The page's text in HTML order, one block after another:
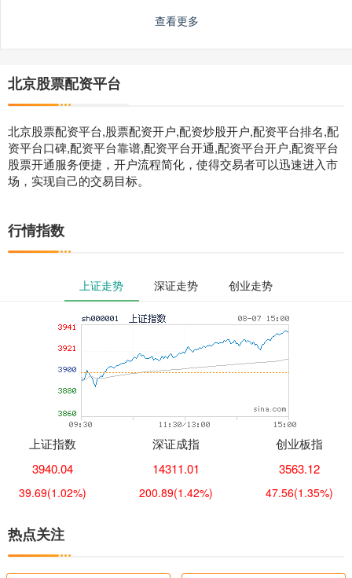
查看更多
北京股票配资平台
北京股票配资平台,股票配资开户,配资炒股开户,配资平台排名,配
资平台口碑,配资平台靠谱,配资平台开通,配资平台开户,配资平台
股票开通服务便捷，开户流程简化，使得交易者可以迅速进入市
场，实现自己的交易目标。
行情指数
上证走势 深证走势 创业走势
上证指数
3940.04
39.69(1.02%)
深证成指
14311.01
200.89(1.42%)
创业板指
3563.12
47.56(1.35%)
热点关注